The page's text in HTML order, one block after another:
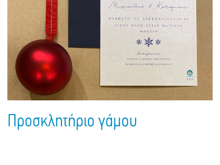
Πακέτα Δώρων
Σακούλες
Τσάντες - Ποδιές - Ομπρέλες
Βιβλία
Παιδικό Πάρτι
Παιδικά Είδη
Ημερολόγια - Ατζέντες
Γραφική Ύλη
Είδη Γραφείου
Τετράδια - Φάκελοι
Μπλοκ Ζωγραφικής
Προσκλητήριο γάμου